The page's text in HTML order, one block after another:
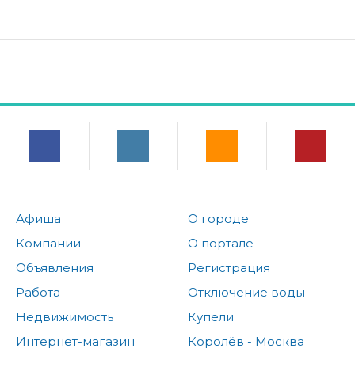
Афиша
Компании
Объявления
Работа
Недвижимость
Интернет-магазин
О городе
О портале
Регистрация
Отключение воды
Купели
Королёв - Москва